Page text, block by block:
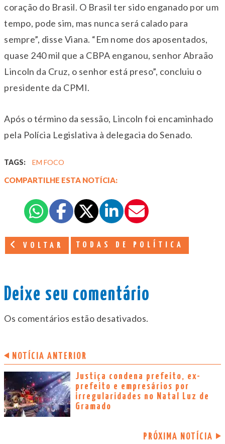
coração do Brasil. O Brasil ter sido enganado por um
tempo, pode sim, mas nunca será calado para
sempre”, disse Viana. “Em nome dos aposentados,
quase 240 mil que a CBPA enganou, senhor Abraão
Lincoln da Cruz, o senhor está preso”, concluiu o
presidente da CPMI.
Após o término da sessão, Lincoln foi encaminhado
pela Polícia Legislativa à delegacia do Senado.
TAGS: EM FOCO
COMPARTILHE ESTA NOTÍCIA:
VOLTAR TODAS DE POLÍTICA
Deixe seu comentário
Os comentários estão desativados.
NOTÍCIA ANTERIOR
Justiça condena prefeito, ex-
prefeito e empresários por
irregularidades no Natal Luz de
Gramado
PRÓXIMA NOTÍCIA